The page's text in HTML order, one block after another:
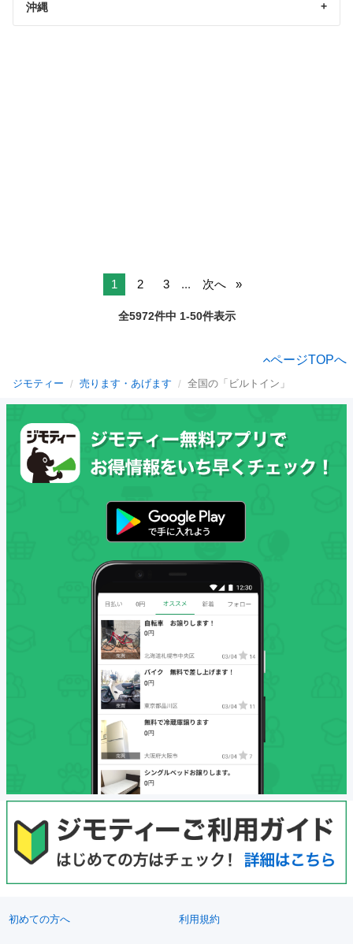
沖縄
1 2 3 ... 次へ
全5972件中 1-50件表示
ページTOPへ
ジモティー 売ります・あげます 全国の「ビルトイン」
初めての方へ 利用規約